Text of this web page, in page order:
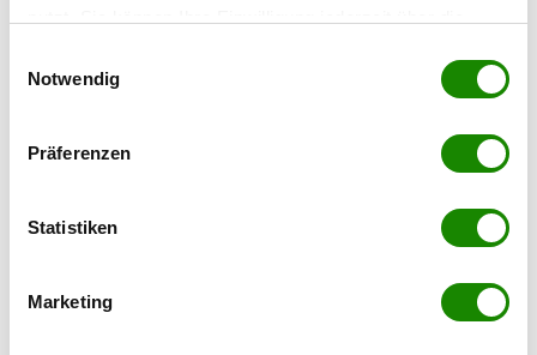
Trigger Symbol ändern oder widerrufen
Informationen über Ihre geografische Lage
können
bestimmten Merkmalen (Fingerprinting) identifizieren
Erfahren Sie mehr darüber, wie Ihre persönlichen Daten
Notwendig
Präferenzen
Statistiken
Marketing
103,93 m2 4 € 489.000,00
IMMOcontract Immobilien Vermittlung GmbH